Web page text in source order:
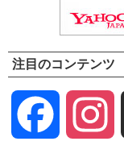
注目のコンテンツ
Facebook